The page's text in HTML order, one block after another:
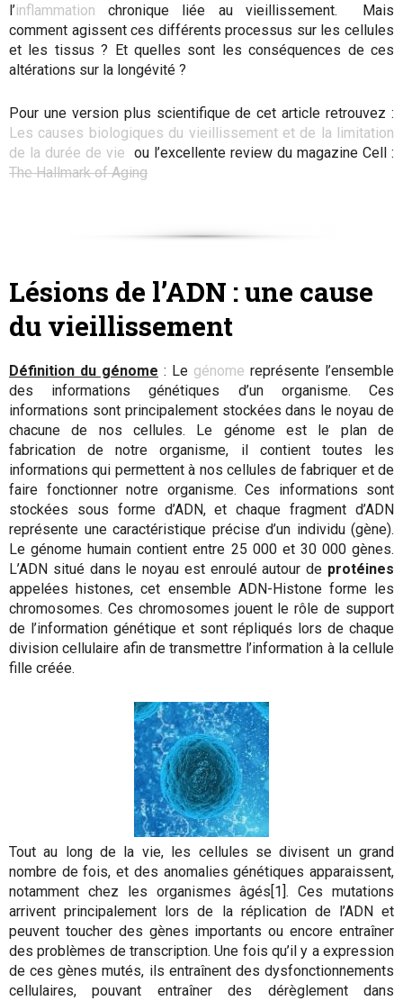
l’inflammation chronique liée au vieillissement. Mais
comment agissent ces différents processus sur les cellules
et les tissus ? Et quelles sont les conséquences de ces
altérations sur la longévité ?
Pour une version plus scientifique de cet article retrouvez :
Les causes biologiques du vieillissement et de la limitation
de la durée de vie ou l’excellente review du magazine Cell :
The Hallmark of Aging
Lésions de l’ADN : une cause
du vieillissement
Définition du génome : Le génome représente l’ensemble
des informations génétiques d’un organisme. Ces
informations sont principalement stockées dans le noyau de
chacune de nos cellules. Le génome est le plan de
fabrication de notre organisme, il contient toutes les
informations qui permettent à nos cellules de fabriquer et de
faire fonctionner notre organisme. Ces informations sont
stockées sous forme d’ADN, et chaque fragment d’ADN
représente une caractéristique précise d’un individu (gène).
Le génome humain contient entre 25 000 et 30 000 gènes.
L’ADN situé dans le noyau est enroulé autour de protéines
appelées histones, cet ensemble ADN-Histone forme les
chromosomes. Ces chromosomes jouent le rôle de support
de l’information génétique et sont répliqués lors de chaque
division cellulaire afin de transmettre l’information à la cellule
fille créée.
Tout au long de la vie, les cellules se divisent un grand
nombre de fois, et des anomalies génétiques apparaissent,
notamment chez les organismes âgés[1]. Ces mutations
arrivent principalement lors de la réplication de l’ADN et
peuvent toucher des gènes importants ou encore entraîner
des problèmes de transcription. Une fois qu’il y a expression
de ces gènes mutés, ils entraînent des dysfonctionnements
cellulaires, pouvant entraîner des dérèglement dans